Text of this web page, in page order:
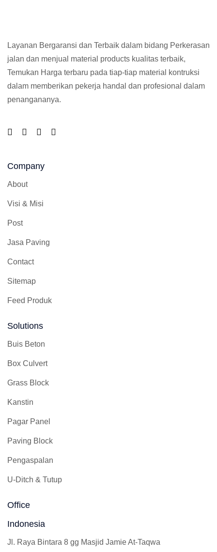
Layanan Bergaransi dan Terbaik dalam bidang Perkerasan
jalan dan menjual material products kualitas terbaik,
Temukan Harga terbaru pada tiap-tiap material kontruksi
dalam memberikan pekerja handal dan profesional dalam
penangananya.
Company
About
Visi & Misi
Post
Jasa Paving
Contact
Sitemap
Feed Produk
Solutions
Buis Beton
Box Culvert
Grass Block
Kanstin
Pagar Panel
Paving Block
Pengaspalan
U-Ditch & Tutup
Office
Indonesia
Jl. Raya Bintara 8 gg Masjid Jamie At-Taqwa